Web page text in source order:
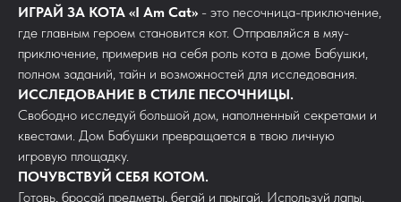
ИГРАЙ ЗА КОТА «I Am Cat» - это песочница-приключение,
где главным героем становится кот. Отправляйся в мяу-
приключение, примерив на себя роль кота в доме Бабушки,
полном заданий, тайн и возможностей для исследования.
ИССЛЕДОВАНИЕ В СТИЛЕ ПЕСОЧНИЦЫ.
Свободно исследуй большой дом, наполненный секретами и
квестами. Дом Бабушки превращается в твою личную
игровую площадку.
ПОЧУВСТВУЙ СЕБЯ КОТОМ.
Готовь, бросай предметы, бегай и прыгай. Используй лапы,